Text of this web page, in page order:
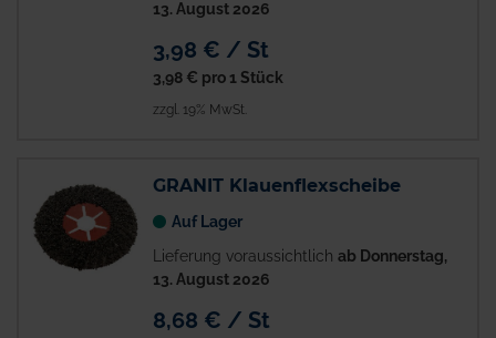
13. August 2026
3,98 € / St
3,98 € pro 1 Stück
zzgl. 19% MwSt.
GRANIT Klauenflexscheibe
Auf Lager
Lieferung voraussichtlich ab Donnerstag,
13. August 2026
8,68 € / St